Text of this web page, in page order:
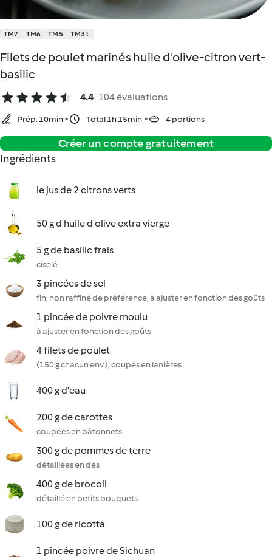
TM7 TM6 TM5 TM31
Filets de poulet marinés huile d'olive-citron vert-
basilic
4.4 104 évaluations
Prép. 10min Total 1h 15min 4 portions
Créer un compte gratuitement
Ingrédients
le jus de 2 citrons verts
50 g d'huile d'olive extra vierge
5 g de basilic frais
ciselé
3 pincées de sel
fin, non raffiné de préférence, à ajuster en fonction des goûts
1 pincée de poivre moulu
à ajuster en fonction des goûts
4 filets de poulet
(150 g chacun env.), coupés en lanières
400 g d'eau
200 g de carottes
coupées en bâtonnets
300 g de pommes de terre
détaillées en dés
400 g de brocoli
détaillé en petits bouquets
100 g de ricotta
1 pincée poivre de Sichuan